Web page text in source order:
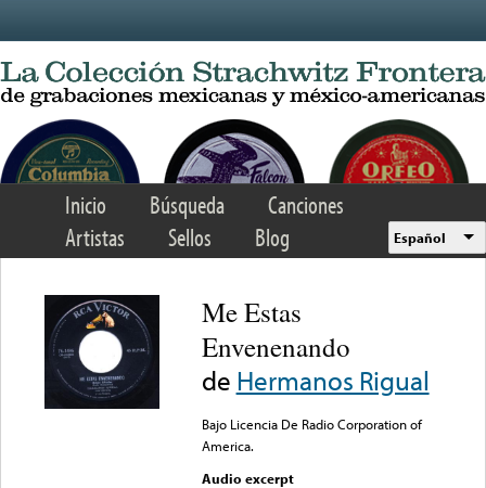
Inicio Búsqueda
Canciones
Artistas
Sellos Blog Español
Me Estas
Envenenando
de Hermanos Rigual
Bajo Licencia De Radio Corporation of
America.
Audio excerpt